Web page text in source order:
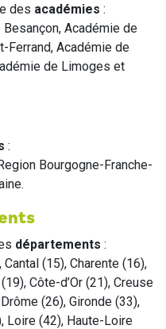
des académies :
Académie de
Ferrand, Académie de
de Limoges et
:
Bourgogne-Franche-
départements :
(15), Charente (16),
Côte-d’Or (21), Creuse
(26), Gironde (33),
Loire (42), Haute-Loire